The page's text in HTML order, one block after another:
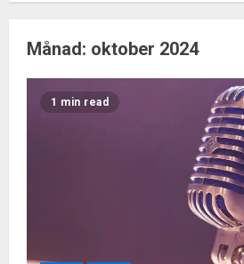
Månad: oktober 2024
1 min read